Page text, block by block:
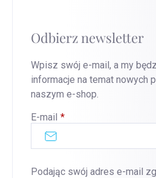
Odbierz newsletter
Wpisz swój e-mail, a my
informacje na temat nowych
naszym e-shop.
E-mail
Podając swój adres e-mail